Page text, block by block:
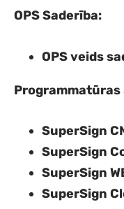
OPS Saderība:
OPS veids
Programmatūras
SuperSign
SuperSign
SuperSign
SuperSign